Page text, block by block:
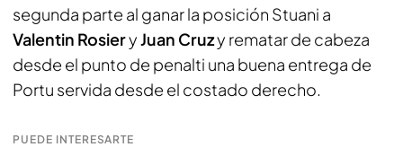
segunda parte al ganar la posición Stuani a
Valentin RosieryJuan Cruzy rematar de cabeza
desde el punto de penalti una buena entrega de
Portu servida desde el costado derecho.
PUEDE INTERESARTE